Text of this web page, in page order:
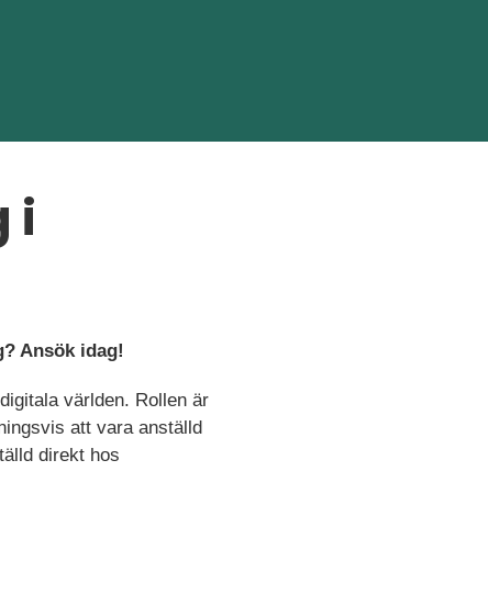
i
Ansök idag!
världen. Rollen är
att vara anställd
direkt hos